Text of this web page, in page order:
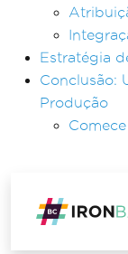
Estratégia
Conclusão:
Produção